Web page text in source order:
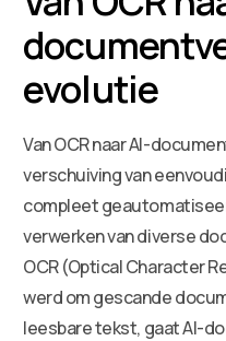
evolutie
Van OCR naar AI-
verschuiving van
compleet
verwerken van diverse
OCR (Optical Character
werd om gescande
leesbare tekst, gaat AI-